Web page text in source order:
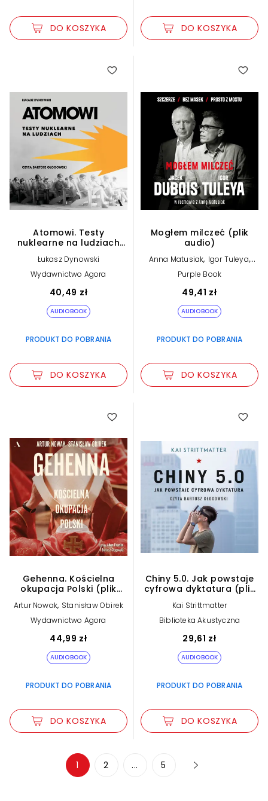
DO KOSZYKA DO KOSZYKA
Atomowi. Testy
nuklearne na ludziach
Łukasz Dynowski
Wydawnictwo Agora
40,49 zł
AUDIOBOOK
PRODUKT DO POBRANIA
DO KOSZYKA
Mogłem milczeć (plik
audio)
Anna Matusiak, Igor Tuleya,
Jacek Dubois
Purple Book
49,41 zł
AUDIOBOOK
PRODUKT DO POBRANIA
DO KOSZYKA
Gehenna. Kościelna
okupacja Polski (plik
Artur Nowak, Stanisław Obirek
Wydawnictwo Agora
44,99 zł
AUDIOBOOK
PRODUKT DO POBRANIA
DO KOSZYKA
Chiny 5.0. Jak powstaje
cyfrowa dyktatura (plik
Kai Strittmatter
Biblioteka Akustyczna
29,61 zł
AUDIOBOOK
PRODUKT DO POBRANIA
DO KOSZYKA
1 2 ... 5
Zmniejsz rozmiar czcionki